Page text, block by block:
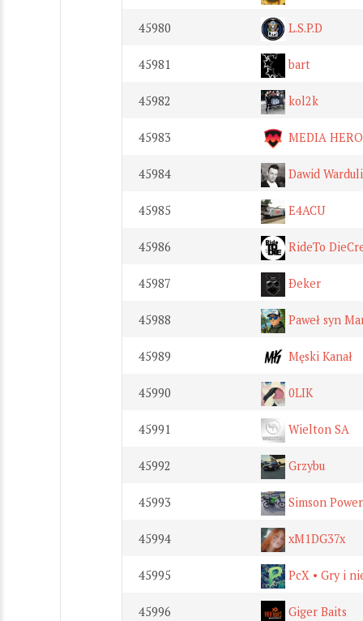
45980 L.S.P.D
45981 bart
45982 kol2k
45983 MEDIA HERO
45984 Dawid
45985 E4ACU
45986 RideTo
45987 Ðeker
45988 Paweł syn
45989 Męski Kanał
45990 0LIK
45991 Wielton SA
45992 Grzybu
45993 Simson Power
45994 xM1DG37x
45995 PcX • Gry i
45996 Giger Baits